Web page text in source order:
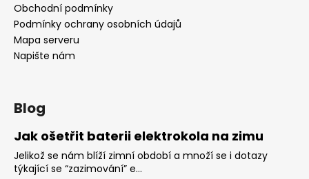
Obchodní podmínky
Podmínky ochrany osobních údajů
Mapa serveru
Napište nám
Blog
Jak ošetřit baterii elektrokola na zimu
Jelikož se nám blíží zimní období a množí se i dotazy
týkající se “zazimování” e...